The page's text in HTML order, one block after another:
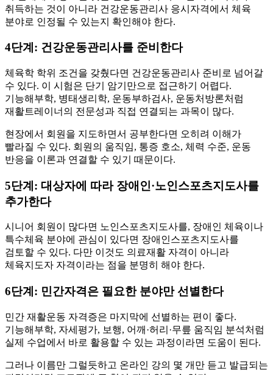
취득하는 것이 아니라 건강운동관리사 응시자격에서 체육
분야로 인정될 수 있는지 확인해야 한다.
4단계: 건강운동관리사를 준비한다
체육학 학위 조건을 갖췄다면 건강운동관리사 준비로 넘어갈
수 있다. 이 시험은 단기 암기만으로 접근하기 어렵다.
기능해부학, 병태생리학, 운동부하검사, 운동처방론처럼
재활트레이너의 전문성과 직접 연결되는 과목이 많다.
현장에서 회원을 지도하면서 공부한다면 오히려 이해가
빨라질 수 있다. 회원의 움직임, 통증 호소, 체력 수준, 운동
반응을 이론과 연결할 수 있기 때문이다.
5단계: 대상자에 따라 장애인·노인스포츠지도사를
추가한다
시니어 회원이 많다면 노인스포츠지도사를, 장애인 체육이나
특수체육 분야에 관심이 있다면 장애인스포츠지도사를
검토할 수 있다. 다만 이것도 의료재활 자격이 아니라
체육지도자 자격이라는 점을 분명히 해야 한다.
6단계: 민간자격은 필요한 분야만 선별한다
민간 재활운동 자격증은 마지막에 선별하는 편이 좋다.
기능해부학, 자세평가, 보행, 어깨·허리·무릎 움직임 분석처럼
실제 수업에서 바로 활용할 수 있는 과정이라면 도움이 된다.
그러나 이름만 그럴듯하고 온라인 강의 몇 개만 듣고 발급되는